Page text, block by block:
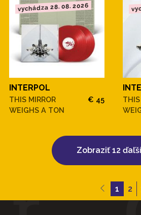
vychádza 28. 08. 2026
INTERPOL
THIS MIRROR
WEIGHS A TON
€ 45
THIS
Zobraziť 12
1 2